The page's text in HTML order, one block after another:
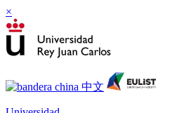
×